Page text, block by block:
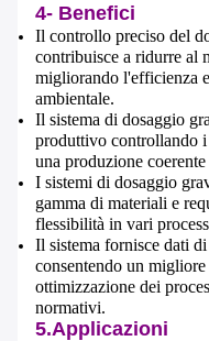
4- Benefici
Il controllo preciso del
contribuisce a ridurre al
migliorando l'efficienza
ambientale.
Il sistema di dosaggio
produttivo controllando
una produzione
I sistemi di dosaggio
gamma di materiali e
flessibilità in vari
Il sistema fornisce dati
consentendo un
ottimizzazione dei
normativi.
5.Applicazioni